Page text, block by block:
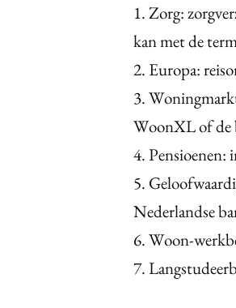
1. Zorg:
kan met de
2. Europa:
3.
WoonXL of de
4.
5.
Nederlandse
6. Woon-
7.